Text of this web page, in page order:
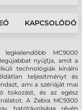
KAPCSOLÓDÓ
MC9000
nyújtja, amit a
technológiák kínálni
teljesítményt és
ami a szériáját mai
tokozást, és az egész
A Zebra MC9300
hatótávolsága révén